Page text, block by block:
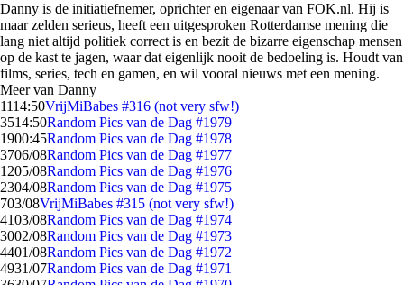
Danny is de initiatiefnemer, oprichter en eigenaar van FOK.nl. Hij is
maar zelden serieus, heeft een uitgesproken Rotterdamse mening die
lang niet altijd politiek correct is en bezit de bizarre eigenschap mensen
op de kast te jagen, waar dat eigenlijk nooit de bedoeling is. Houdt van
films, series, tech en gamen, en wil vooral nieuws met een mening.
Meer van Danny
1114:50VrijMiBabes #316 (not very sfw!)
3514:50Random Pics van de Dag #1979
1900:45Random Pics van de Dag #1978
3706/08Random Pics van de Dag #1977
1205/08Random Pics van de Dag #1976
2304/08Random Pics van de Dag #1975
703/08VrijMiBabes #315 (not very sfw!)
4103/08Random Pics van de Dag #1974
3002/08Random Pics van de Dag #1973
4401/08Random Pics van de Dag #1972
4931/07Random Pics van de Dag #1971